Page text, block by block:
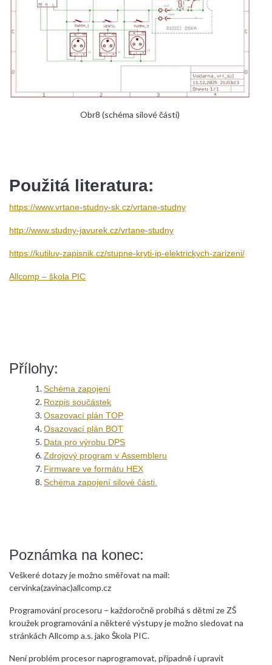
Obr8 (schéma silové části)
Použitá literatura:
https://www.vrtane-studny-sk.cz/vrtane-studny
http://www.studny-javurek.cz/vrtane-studny
https://kutiluv-zapisnik.cz/stupne-kryti-ip-elektrickych-zarizeni/
Allcomp – škola PIC
Přílohy:
Schéma zapojení
Rozpis součástek
Osazovací plán TOP
Osazovací plán BOT
Data pro výrobu DPS
Zdrojový program v Assembleru
Firmware ve formátu HEX
Schéma zapojení silové části.
Poznámka na konec:
Veškeré dotazy je možno směřovat na mail:
cervinka(zavinac)allcomp.cz
Programování procesoru – každoročně probíhá s dětmi ze ZŠ
kroužek programování a některé výstupy je možno sledovat na
stránkách Allcomp a.s. jako Škola PIC.
Není problém procesor naprogramovat, případně i upravit